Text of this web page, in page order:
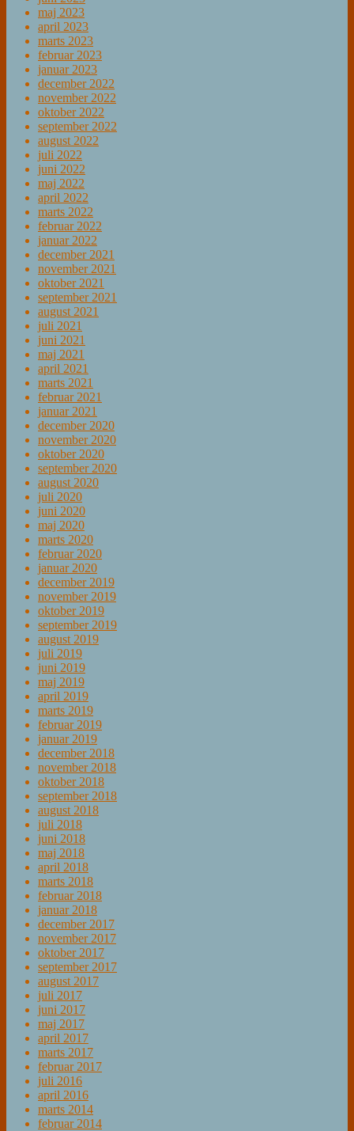
maj 2023
april 2023
marts 2023
februar 2023
januar 2023
december 2022
november 2022
oktober 2022
september 2022
august 2022
juli 2022
juni 2022
maj 2022
april 2022
marts 2022
februar 2022
januar 2022
december 2021
november 2021
oktober 2021
september 2021
august 2021
juli 2021
juni 2021
maj 2021
april 2021
marts 2021
februar 2021
januar 2021
december 2020
november 2020
oktober 2020
september 2020
august 2020
juli 2020
juni 2020
maj 2020
marts 2020
februar 2020
januar 2020
december 2019
november 2019
oktober 2019
september 2019
august 2019
juli 2019
juni 2019
maj 2019
april 2019
marts 2019
februar 2019
januar 2019
december 2018
november 2018
oktober 2018
september 2018
august 2018
juli 2018
juni 2018
maj 2018
april 2018
marts 2018
februar 2018
januar 2018
december 2017
november 2017
oktober 2017
september 2017
august 2017
juli 2017
juni 2017
maj 2017
april 2017
marts 2017
februar 2017
juli 2016
april 2016
marts 2014
februar 2014